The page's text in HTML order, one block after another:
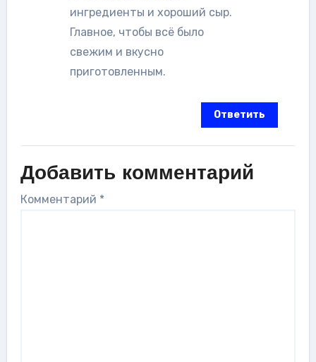
ингредиенты и хороший сыр.
Главное, чтобы всё было
свежим и вкусно
приготовленным.
Ответить
Добавить комментарий
Комментарий *